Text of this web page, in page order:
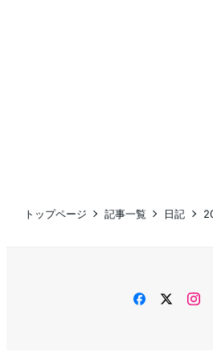
トップページ 記事一覧 日記
facebook